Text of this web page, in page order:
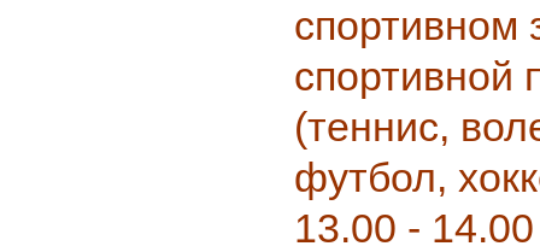
спортивном
спортивной
(теннис,
футбол,
13.00 -